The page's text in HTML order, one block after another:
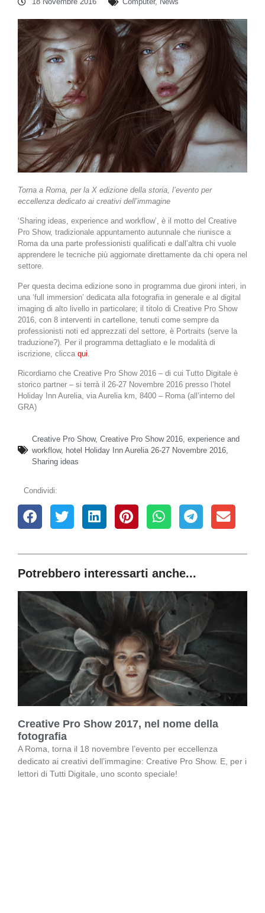
Torna a Roma, per la X edizione della storia, l’evento per
eccellenza dedicato ai creativi dell’immagine
‘Sharing ideas, experience and workflow’, è il motto del Creative
Pro Show, tradizionale appuntamento autunnale che riunisce a
Roma da una parte professionisti qualificati e dall’altra chi vuole
apprendere le tecniche più aggiornate direttamente da chi opera nel
settore.
Per questa decima edizione sono in programma due gironi interi, in
una ‘full immersion’ dedicata alla fotografia in generale e al digital
imaging di alto livello in particolare; il titolo di Creative Pro Show
2016, con 8 interventi in cartellone, tenuti come sempre da
professionisti noti ed apprezzati del settore, è Portraits (serve la
traduzione?). Per il programma dettagliato e le modalità di
iscrizione, clicca qui
Ricordiamo che Creative Pro Show 2016 – di cui Tutto Digitale è
storico partner – si terrà il 26-27 Novembre 2016 presso l’hotel
Holiday Inn Aurelia, via Aurelia km, 8400 – Roma (all’interno del
GRA)
Creative Pro Show, Creative Pro Show 2016 experience and
workflow, hotel Holiday Inn Aurelia 26-27 Novembre 2016
Sharing ideas
Condividi:
Potrebbero interessarti anche...
Creative Pro Show 2017, nel nome della
fotografia
A Roma, torna il 18 novembre l’evento per eccellenza
dedicato ai creativi dell’immagine: Creative Pro Show. E, per i
lettori di Tutti Digitale, uno sconto speciale!